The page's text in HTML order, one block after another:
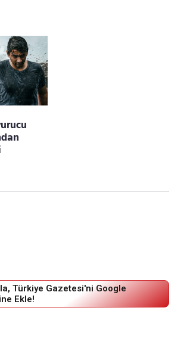
Türkiye Gazetesi'ni Google
Ekle!